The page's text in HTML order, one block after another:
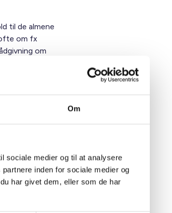
Om
sociale medier og til at analysere
inden for sociale medier og
har givet dem, eller som de har
til de almene
om fx
om
og i Kurser &
konkrete og
sker
dig eller om dig